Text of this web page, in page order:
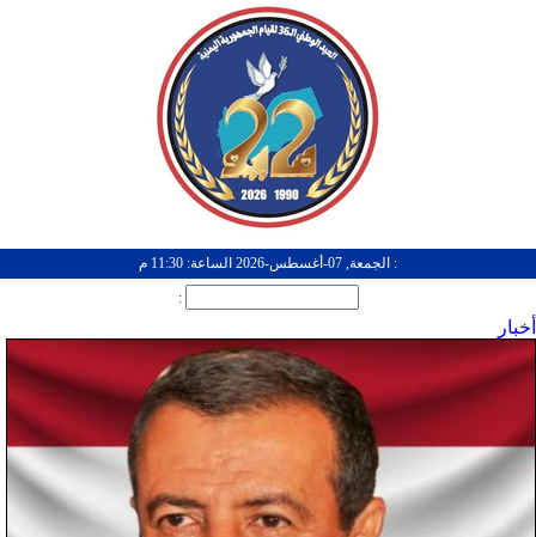
: الجمعة, 07-أغسطس-2026 الساعة: 11:30 م
:
أخبار